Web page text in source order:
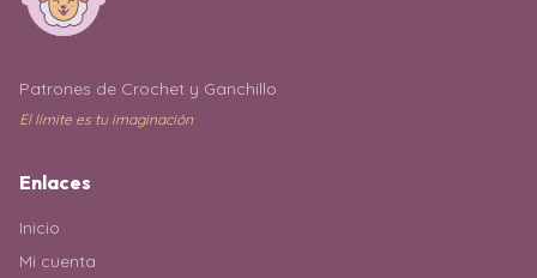
Patrones de Crochet y Ganchillo
El límite es tu imaginación
Enlaces
Inicio
Mi cuenta